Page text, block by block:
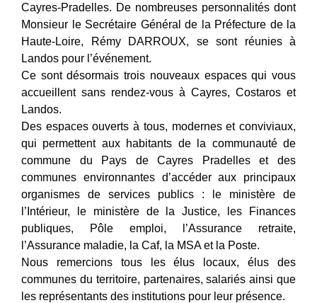
Cayres-Pradelles. De nombreuses personnalités dont
Monsieur le Secrétaire Général de la Préfecture de la
Haute-Loire, Rémy DARROUX, se sont réunies à
Landos pour l’événement.
Ce sont désormais trois nouveaux espaces qui vous
accueillent sans rendez-vous à Cayres, Costaros et
Landos.
Des espaces ouverts à tous, modernes et conviviaux,
qui permettent aux habitants de la communauté de
commune du Pays de Cayres Pradelles et des
communes environnantes d’accéder aux principaux
organismes de services publics : le ministère de
l’Intérieur, le ministère de la Justice, les Finances
publiques, Pôle emploi, l’Assurance retraite,
l’Assurance maladie, la Caf, la MSA et la Poste.
Nous remercions tous les élus locaux, élus des
communes du territoire, partenaires, salariés ainsi que
les représentants des institutions pour leur présence.